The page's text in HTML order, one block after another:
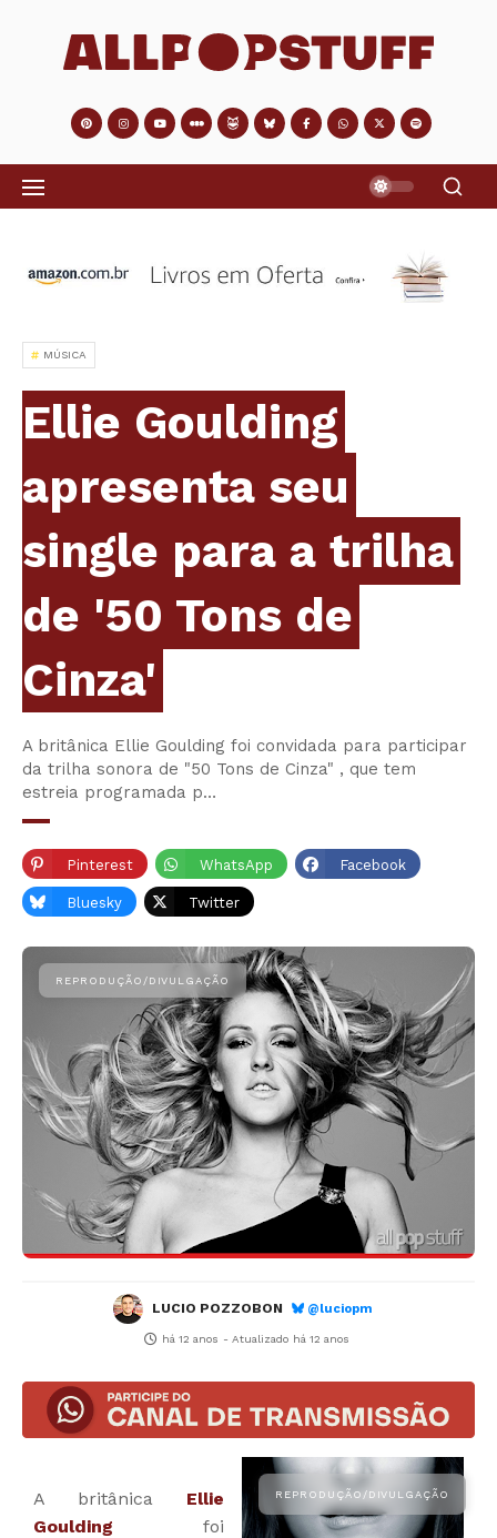
MÚSICA
Ellie Goulding
apresenta seu
single para a trilha
de '50 Tons de
Cinza'
A britânica Ellie Goulding foi convidada para participar
da trilha sonora de "50 Tons de Cinza" , que tem
estreia programada p…
Pinterest WhatsApp Facebook
Bluesky Twitter
LUCIO POZZOBON @luciopm
há 12 anos - Atualizado há 12 anos
A britânica Ellie
Goulding foi